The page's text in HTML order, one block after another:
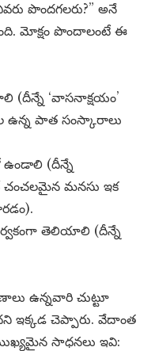
పొందగలరు?” అనే
మోక్షం పొందాలంటే ఈ
(దీన్నే ‘వాసనాక్షయం’
ఉన్న పాత సంస్కారాలు
ఉండాలి (దీన్నే
చంచలమైన మనసు ఇక
తెలియాలి (దీన్నే
ఉన్నవారి చుట్టూ
ఇక్కడ చెప్పారు. వేదాంత
సాధనలు ఇవి: